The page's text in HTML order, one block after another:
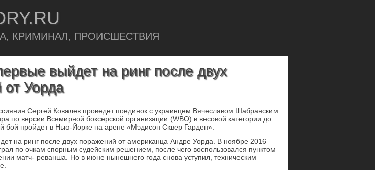
КРИМИНАЛ, ПРОИСШЕСТВИЯ
выйдет на ринг после двух
от Уорда
Сергей Ковалев проведет поединок с украинцем Вячеславом Шабранским
по версии Всемирной боксерской организации (WBO) в весовой категории до
бой пройдет в Нью-Йорке на арене «Мэдисон Сквер Гарден».
на ринг после двух поражений от американца Андре Уорда. В ноябре 2016
по очкам спорным судейским решением, после чего воспользовался пунктом
матч- реванша. Но в июне нынешнего года снова уступил, техническим